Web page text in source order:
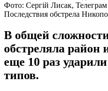
Фото: Сергій Лисак, Телеграм
Последствия обстрела
В общей
обстреляла район
еще 10 раз
типов.